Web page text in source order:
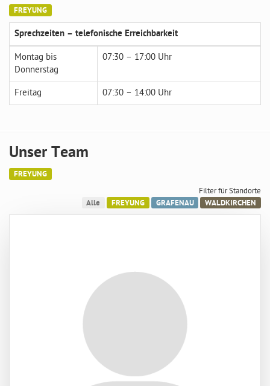
FREYUNG
Sprechzeiten – telefonische Erreichbarkeit
Montag bis
Donnerstag
07:30 – 17:00 Uhr
Freitag 07:30 – 14:00 Uhr
Unser Team
FREYUNG
Filter für Standorte
Alle
FREYUNG GRAFENAU WALDKIRCHEN